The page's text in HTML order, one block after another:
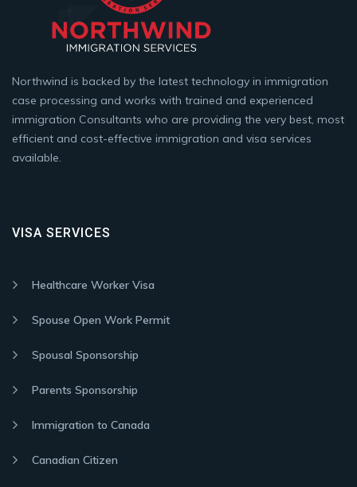
Northwind is backed by the latest technology in immigration
case processing and works with trained and experienced
immigration Consultants who are providing the very best, most
efficient and cost-effective immigration and visa services
available.
VISA SERVICES
Healthcare Worker Visa
Spouse Open Work Permit
Spousal Sponsorship
Parents Sponsorship
Immigration to Canada
Canadian Citizen